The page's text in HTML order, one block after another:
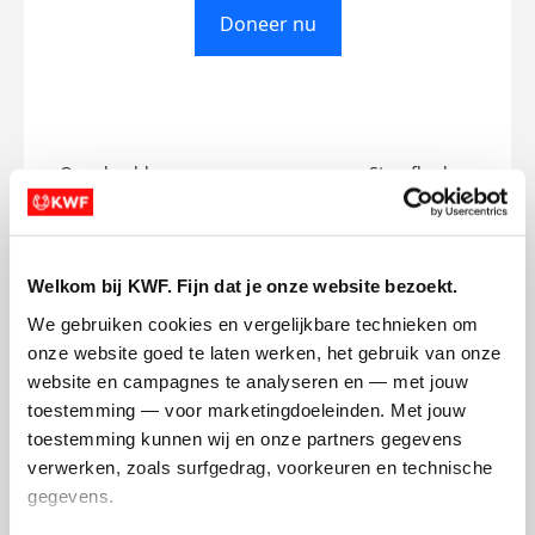
Welkom bij KWF. Fijn dat je onze website bezoekt.
We gebruiken cookies en vergelijkbare technieken om
onze website goed te laten werken, het gebruik van onze
website en campagnes te analyseren en — met jouw
toestemming — voor marketingdoeleinden. Met jouw
toestemming kunnen wij en onze partners gegevens
verwerken, zoals surfgedrag, voorkeuren en technische
gegevens.
Doneer nu
Opgehaald
€0
Streefbedrag
€500
Collin's badges